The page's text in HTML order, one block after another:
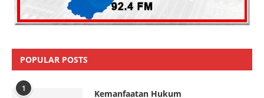
POPULAR POSTS
1 Kemanfaatan Hukum